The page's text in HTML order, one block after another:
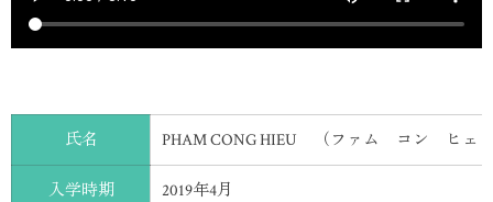
氏名 PHAM CONG HIEU （ファム コン ヒェ
入学時期 2019年4月